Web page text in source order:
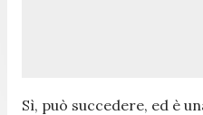
Sì, può succedere, ed è